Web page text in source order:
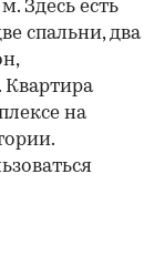
Здесь есть
спальни, два
Квартира
на